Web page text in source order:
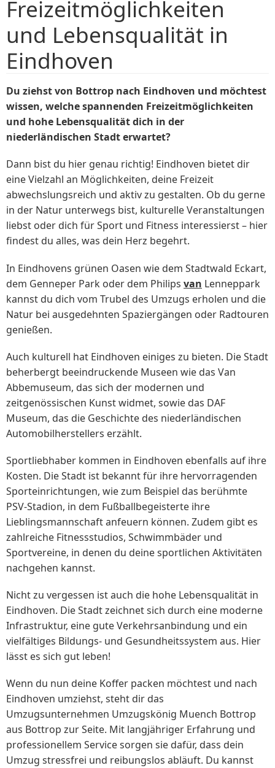
Freizeitmöglichkeiten
und Lebensqualität in
Eindhoven
Du ziehst von Bottrop nach Eindhoven und möchtest
wissen, welche spannenden Freizeitmöglichkeiten
und hohe Lebensqualität dich in der
niederländischen Stadt erwartet?
Dann bist du hier genau richtig! Eindhoven bietet dir
eine Vielzahl an Möglichkeiten, deine Freizeit
abwechslungsreich und aktiv zu gestalten. Ob du gerne
in der Natur unterwegs bist, kulturelle Veranstaltungen
liebst oder dich für Sport und Fitness interessierst – hier
findest du alles, was dein Herz begehrt.
In Eindhovens grünen Oasen wie dem Stadtwald Eckart,
dem Genneper Park oder dem Philips van Lenneppark
kannst du dich vom Trubel des Umzugs erholen und die
Natur bei ausgedehnten Spaziergängen oder Radtouren
genießen.
Auch kulturell hat Eindhoven einiges zu bieten. Die Stadt
beherbergt beeindruckende Museen wie das Van
Abbemuseum, das sich der modernen und
zeitgenössischen Kunst widmet, sowie das DAF
Museum, das die Geschichte des niederländischen
Automobilherstellers erzählt.
Sportliebhaber kommen in Eindhoven ebenfalls auf ihre
Kosten. Die Stadt ist bekannt für ihre hervorragenden
Sporteinrichtungen, wie zum Beispiel das berühmte
PSV-Stadion, in dem Fußballbegeisterte ihre
Lieblingsmannschaft anfeuern können. Zudem gibt es
zahlreiche Fitnessstudios, Schwimmbäder und
Sportvereine, in denen du deine sportlichen Aktivitäten
nachgehen kannst.
Nicht zu vergessen ist auch die hohe Lebensqualität in
Eindhoven. Die Stadt zeichnet sich durch eine moderne
Infrastruktur, eine gute Verkehrsanbindung und ein
vielfältiges Bildungs- und Gesundheitssystem aus. Hier
lässt es sich gut leben!
Wenn du nun deine Koffer packen möchtest und nach
Eindhoven umziehst, steht dir das
Umzugsunternehmen Umzugskönig Muench Bottrop
aus Bottrop zur Seite. Mit langjähriger Erfahrung und
professionellem Service sorgen sie dafür, dass dein
Umzug stressfrei und reibungslos abläuft. Du kannst